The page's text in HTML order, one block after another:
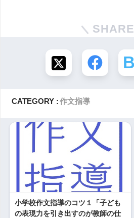
SHARE
CATEGORY :作文指導
小学校作文指導のコツ１「子ども
の表現力を引き出すのが教師の仕